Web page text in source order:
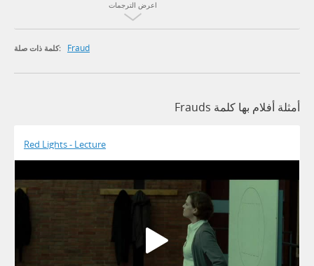
اعرض الترجمات
كلمة ذات صلة: Fraud
أمثلة أفلام بها كلمة Frauds
Red Lights - Lecture